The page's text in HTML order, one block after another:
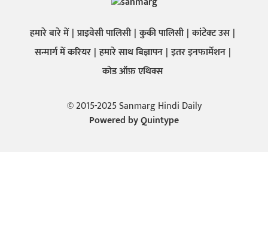
हमारे बारे में प्राइवेसी पालिसी कुकी पालिसी कांटेक्ट उस
सन्मार्ग में करियर हमारे साथ बिज्ञापन इतर इनफार्मेशन
कोड ऑफ़ एथिक्स
© 2015-2025 Sanmarg Hindi Daily
Powered byQuintype